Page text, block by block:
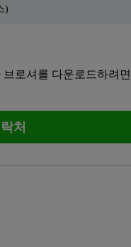
)
로셔를 다운로드하려면
처